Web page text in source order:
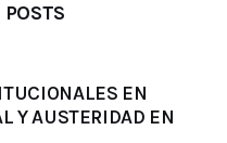
EN
Y AUSTERIDAD EN